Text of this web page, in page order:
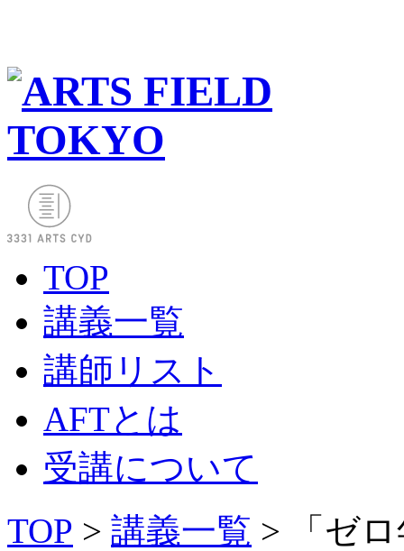
TOP
講義一覧
講師リスト
AFTとは
受講について
TOP > 講義一覧 > 「ゼ